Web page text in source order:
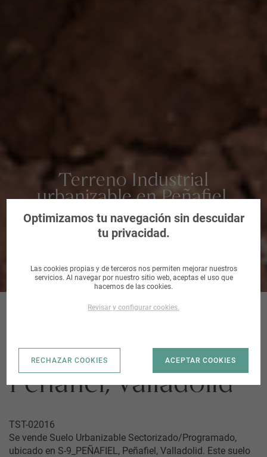
Terreno Industrial
urbanizable en Peñafiel,
Valladolid
S-9_PEÑAFIEL |
Peñafiel, Valladolid
TST-02016
Se vende Suelo Urbanizable Sectorizado/Programado,
ubicado en S-9_PEÑAFIEL, Peñafiel, Valladolid. Este suelo
Optimizamos tu navegación sin descuidar
tu privacidad.
Las cookies propias y de terceros nos permiten mejorar nuestros
servicios. Al navegar por nuestro sitio web, aceptas el uso que
hacemos de las cookies.
Revisar y configurar cookies.
RECHAZAR COOKIES ACEPTAR COOKIES